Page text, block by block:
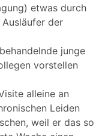
etwas durch
der
junge
vorstellen
alleine an
Leiden
weil er das so